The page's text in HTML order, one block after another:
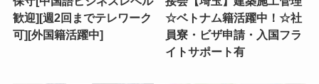
歓迎][週2回までテレワーク
可][外国籍活躍中]
☆ベトナム籍活躍中！☆社
員寮・ビザ申請・入国フラ
イトサポート有